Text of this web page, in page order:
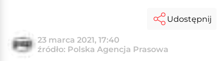
23 marca 2021, 17:40
źródło: Polska Agencja Prasowa
Udostępnij